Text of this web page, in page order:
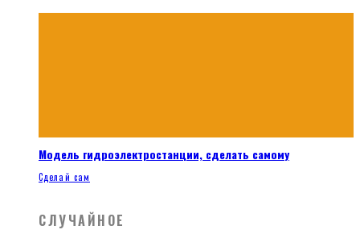
Модель гидроэлектростанции, сделать самому
Сделай сам
СЛУЧАЙНОЕ